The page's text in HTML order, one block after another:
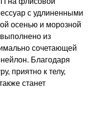
с удлиненными
осенью и морозной
из
сочетающей
Благодаря
приятно к телу,
станет